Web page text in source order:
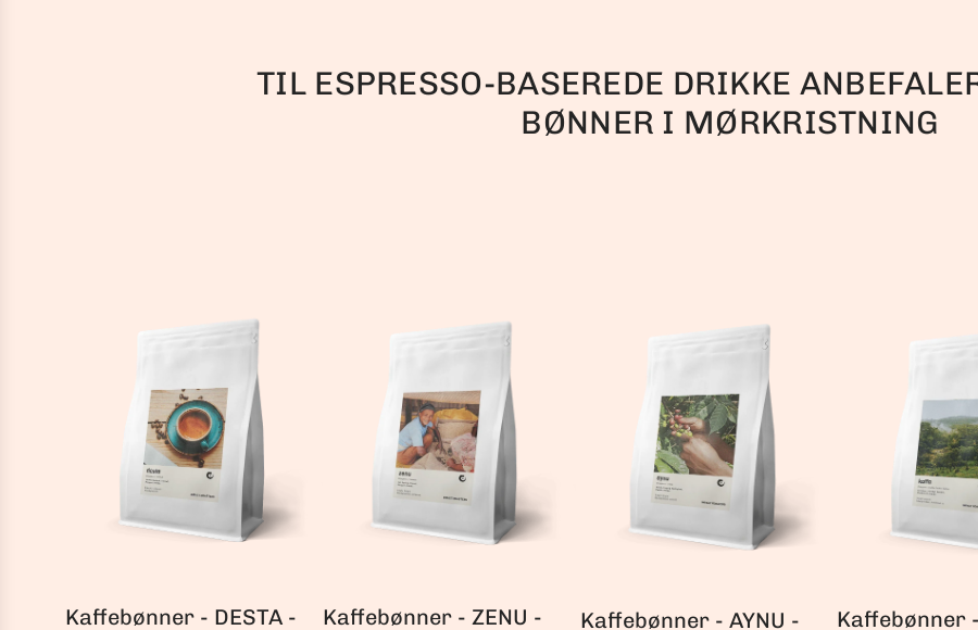
TIL ESPRESSO-BASEREDE DRIKKE
BØNNER I MØRKRISTNING
Kaffebønner - DESTA -
Kaffebønner - ZENU -
Kaffebønner - AYNU -
Kaffebønner